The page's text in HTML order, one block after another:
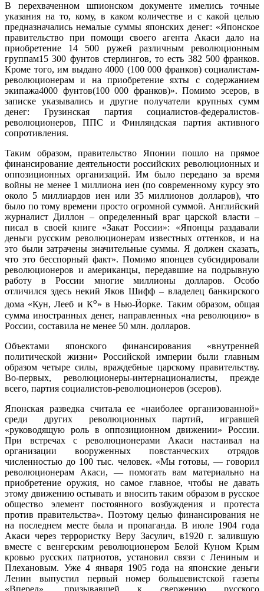
В перехваченном шпионском документе имелись точные
указания на то, кому, в каком количестве и с какой целью
предназначались немалые суммы японских денег: «Японское
правительство при помощи своего агента Акаси дало на
приобретение 14 500 ружей различным революционным
группам15 300 фунтов стерлингов, то есть 382 500 франков.
Кроме того, им выдано 4000 (100 000 франков) социалистам-
революционерам и на приобретение яхты с содержанием
экипажа4000 фунтов(100 000 франков)». Помимо эсеров, в
записке указывались и другие получатели крупных сумм
денег: Грузинская партия социалистов-федералистов-
революционеров, ППС и Финляндская партия активного
сопротивления.
Таким образом, правительство Японии пошло на прямое
финансирование деятельности российских революционных и
оппозиционных организаций. Им было передано за время
войны не менее 1 миллиона иен (по современному курсу это
около 5 миллиардов иен или 35 миллионов долларов), что
было по тому времени просто огромной суммой. Английский
журналист Диллон – определенный враг царской власти –
писал в своей книге «Закат России»: «Японцы раздавали
деньги русским революционерам известных оттенков, и на
это были затрачены значительные суммы. Я должен сказать,
что это бесспорный факт». Помимо японцев субсидировали
революционеров и американцы, передавшие на подрывную
работу в России многие миллионы долларов. Особо
отличился здесь некий Яков Шифф – владелец банкирского
дома «Кун, Лееб и Ко» в Нью-Йорке. Таким образом, общая
сумма иностранных денег, направленных «на революцию» в
России, составила не менее 50 млн. долларов.
Объектами японского финансирования «внутренней
политической жизни» Российской империи были главным
образом четыре силы, враждебные царскому правительству.
Во-первых, революционеры-интернационалисты, прежде
всего, партия социалистов-революционеров (эсеров).
Японская разведка считала ее «наиболее организованной»
среди других революционных партий, игравшей
«руководящую роль в оппозиционном движении» России.
При встречах с революционерами Акаси настаивал на
организации вооруженных повстанческих отрядов
численностью до 100 тыс. человек. «Мы готовы, — говорил
революционерам Акаси, — помогать вам материально на
приобретение оружия, но самое главное, чтобы не давать
этому движению остывать и вносить таким образом в русское
общество элемент постоянного возбуждения и протеста
против правительства». Поэтому целью финансирования не
на последнем месте была и пропаганда. В июле 1904 года
Акаси через террористку Веру Засулич, в1920 г. залившую
вместе с венгерским революционером Белой Куном Крым
кровью русских патриотов, установил связи с Лениным и
Плехановым. Уже 4 января 1905 года на японские деньги
Ленин выпустил первый номер большевистской газеты
«Вперед», призывавшей к свержению русского